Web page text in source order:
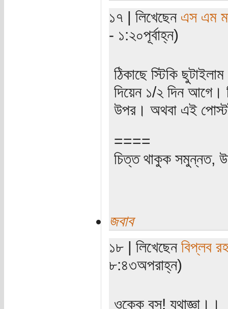
১৭ | লিখেছেন এস এম
- ১:২০পূর্বাহ্ন)
ঠিকাছে স্টিকি
দিয়েন ১/২ দিন আগে।
উপর। অথবা এই
====
চিত্ত থাকুক সমুন্নত,
জবাব
১৮ | লিখেছেন বিপ্লব
৮:৪৩অপরাহ্ন)
ওক্কে বস! যথাজ্ঞা।।